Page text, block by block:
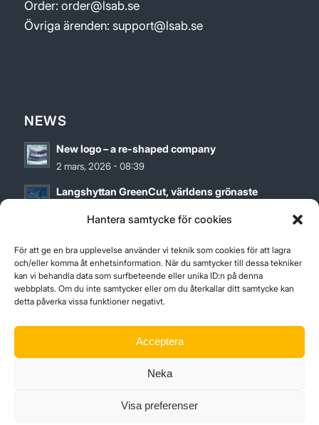
Hantera samtycke för cookies
För att ge en bra upplevelse använder vi teknik som cookies för att lagra
och/eller komma åt enhetsinformation. När du samtycker till dessa tekniker
kan vi behandla data som surfbeteende eller unika ID:n på denna
webbplats. Om du inte samtycker eller om du återkallar ditt samtycke kan
detta påverka vissa funktioner negativt.
Acceptera
Neka
Visa preferenser
Order: order@lsab.se
Övriga ärenden: support@lsab.se
NEWS
New logo – a re-shaped company
2 mars, 2026 - 08:39
Langshyttan GreenCut, världens grönaste
27 maj, 2024 - 12:00
Hållbarhetsrapport för 2023
12 april, 2024 - 09:01
ISO-CERTIFICATES